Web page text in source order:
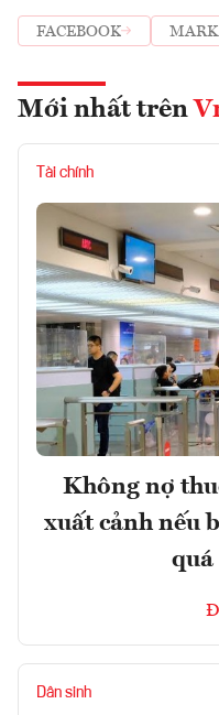
FACEBOOK MARK
Mới nhất trên
Tài chính
Không nợ
xuất cảnh nếu
quá
Dân sinh